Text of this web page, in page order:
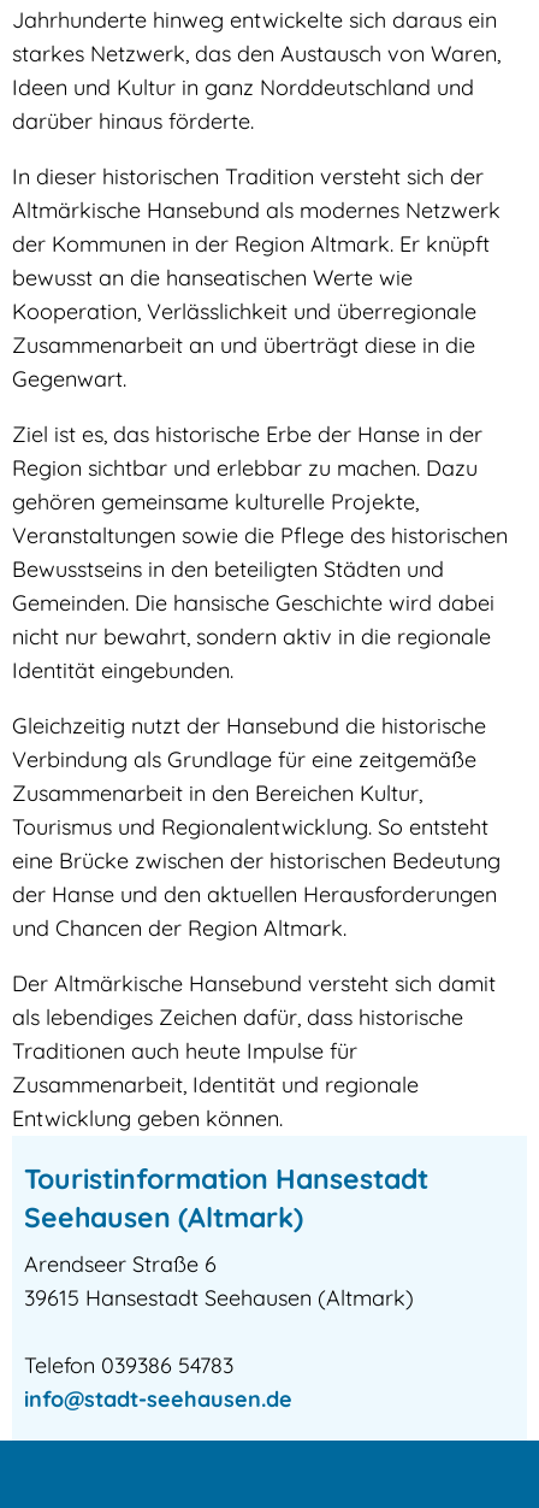
Jahrhunderte hinweg entwickelte sich daraus ein
starkes Netzwerk, das den Austausch von Waren,
Ideen und Kultur in ganz Norddeutschland und
darüber hinaus förderte.
In dieser historischen Tradition versteht sich der
Altmärkische Hansebund als modernes Netzwerk
der Kommunen in der Region Altmark. Er knüpft
bewusst an die hanseatischen Werte wie
Kooperation, Verlässlichkeit und überregionale
Zusammenarbeit an und überträgt diese in die
Gegenwart.
Ziel ist es, das historische Erbe der Hanse in der
Region sichtbar und erlebbar zu machen. Dazu
gehören gemeinsame kulturelle Projekte,
Veranstaltungen sowie die Pflege des historischen
Bewusstseins in den beteiligten Städten und
Gemeinden. Die hansische Geschichte wird dabei
nicht nur bewahrt, sondern aktiv in die regionale
Identität eingebunden.
Gleichzeitig nutzt der Hansebund die historische
Verbindung als Grundlage für eine zeitgemäße
Zusammenarbeit in den Bereichen Kultur,
Tourismus und Regionalentwicklung. So entsteht
eine Brücke zwischen der historischen Bedeutung
der Hanse und den aktuellen Herausforderungen
und Chancen der Region Altmark.
Der Altmärkische Hansebund versteht sich damit
als lebendiges Zeichen dafür, dass historische
Traditionen auch heute Impulse für
Zusammenarbeit, Identität und regionale
Entwicklung geben können.
Touristinformation Hansestadt
Seehausen (Altmark)
Arendseer Straße 6
39615 Hansestadt Seehausen (Altmark)
Telefon 039386 54783
info@stadt-seehausen.de